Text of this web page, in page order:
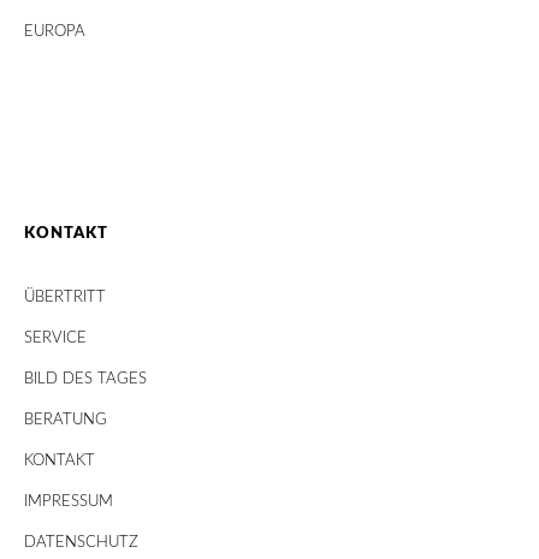
EUROPA
KONTAKT
ÜBERTRITT
SERVICE
BILD DES TAGES
BERATUNG
KONTAKT
IMPRESSUM
DATENSCHUTZ